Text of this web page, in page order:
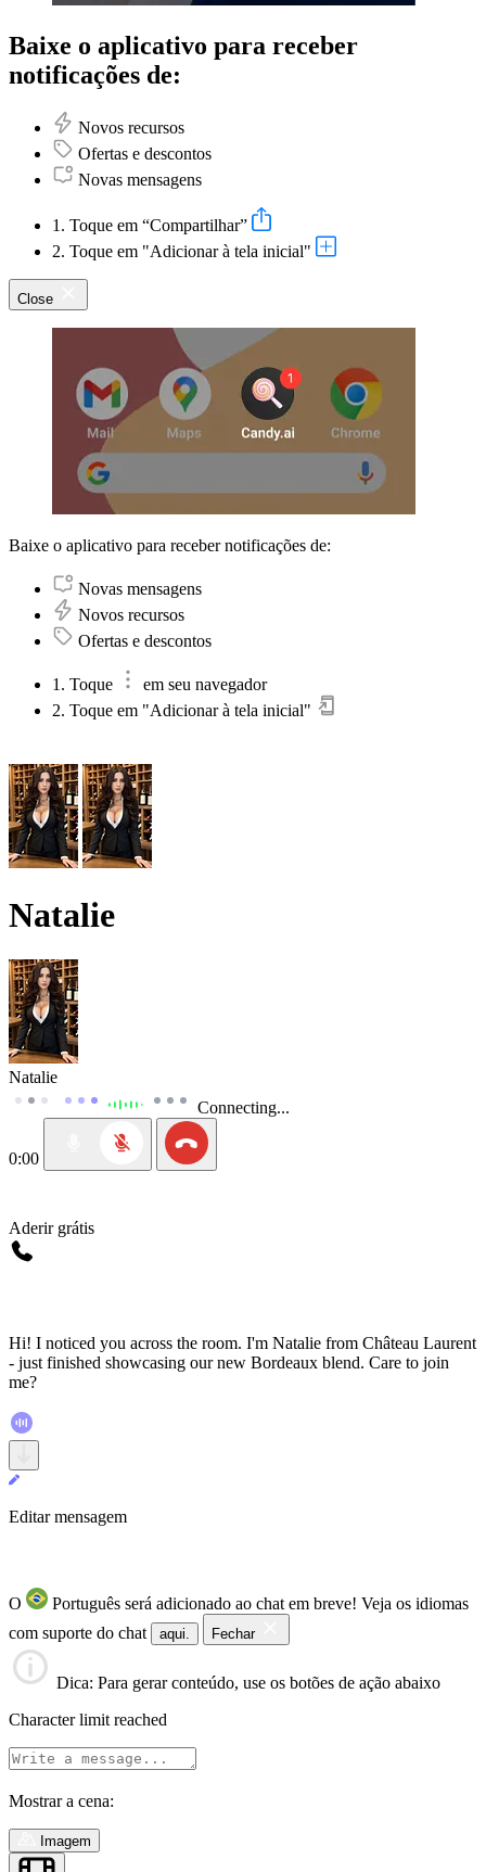
Baixe o aplicativo para receber
notificações de:
Novos recursos
Ofertas e descontos
Novas mensagens
1. Toque em “Compartilhar”
2. Toque em "Adicionar à tela inicial"
Close
Baixe o aplicativo para receber notificações de:
Novas mensagens
Novos recursos
Ofertas e descontos
1. Toque
em seu navegador
2. Toque em "Adicionar à tela inicial"
Natalie
Natalie
Connecting...
0:00
Aderir grátis
Hi! I noticed you across the room. I'm Natalie from Château Laurent
- just finished showcasing our new Bordeaux blend. Care to join
me?
Editar mensagem
O Português será adicionado ao chat em breve! Veja os idiomas
com suporte do chat
aqui. Fechar
Dica: Para gerar conteúdo, use os botões de ação abaixo
Character limit reached
Mostrar a cena:
Imagem